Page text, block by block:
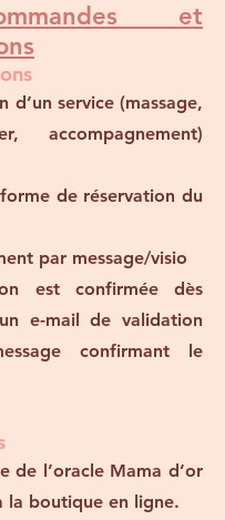
et
d’un service (massage,
accompagnement)
de réservation du
par message/visio
est confirmée dès
e-mail de validation
confirmant le
de l’oracle Mama d’or
la boutique en ligne.